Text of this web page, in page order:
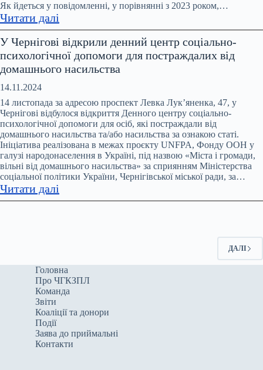
ознакою
статі
Як йдеться у повідомленні, у порівнянні з 2023 роком,…
Читати далі
“10%
постраждалих
відмовляються
від
на
Чернігівщині
у
2024
році
зафіксували
7604
заяви
У Чернігові відкрили денний центр соціально-
психологічної допомоги для постраждалих від
домашнього насильства
14.11.2024
14 листопада за адресою проспект Левка Лук’яненка, 47, у
Чернігові відбулося відкриття Денного центру соціально-
психологічної допомоги для осіб, які постраждали від
домашнього насильства та/або насильства за ознакою статі.
Ініціатива реалізована в межах проєкту UNFPA, Фонду ООН у
галузі народонаселення в Україні, під назвою «Міста і громади,
вільні від домашнього насильства» за сприянням Міністерства
соціальної політики України, Чернігівської міської ради, за…
Читати далі
У
соціально-
психологічної
допомоги
для
від
домашнього
ДАЛІ
Головна
Про ЧГКЗПЛ
Команда
Звіти
Коаліції та донори
Події
Заява до приймальні
Контакти